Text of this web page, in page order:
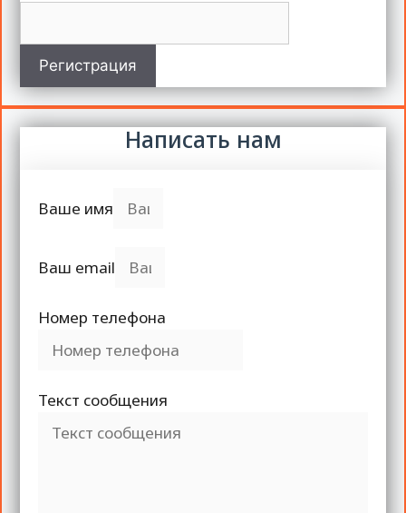
Регистрация
Написать нам
Ваше имя
Ваш email
Номер телефона
Текст сообщения